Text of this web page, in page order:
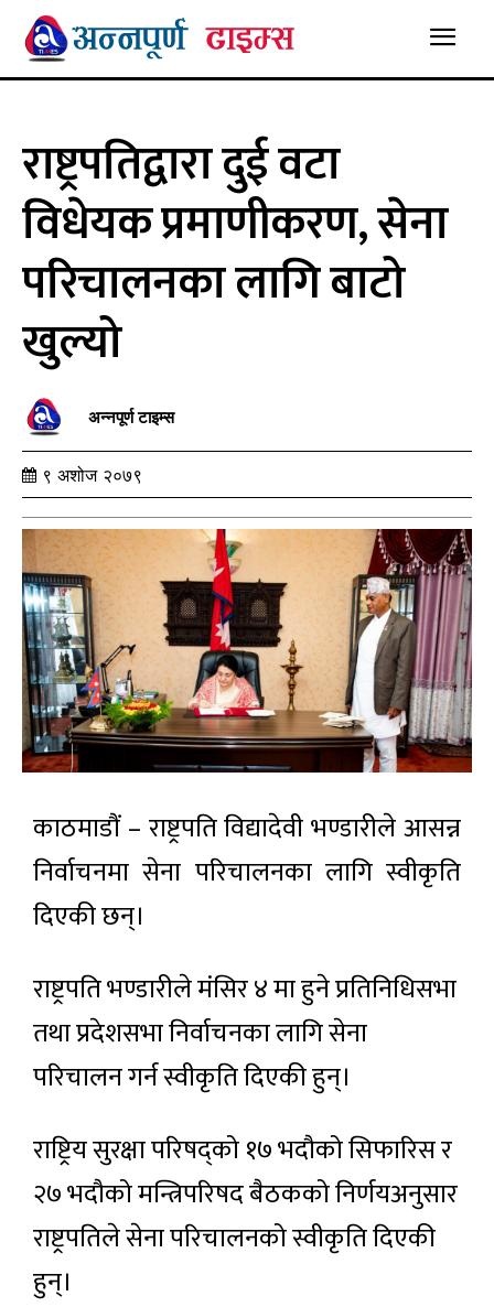
राष्ट्रपतिद्वारा दुई वटा
विधेयक प्रमाणीकरण, सेना
परिचालनका लागि बाटो
खुल्यो
अन्नपूर्ण टाइम्स
९ अशोज २०७९
काठमाडौं – राष्ट्रपति विद्यादेवी भण्डारीले आसन्न
निर्वाचनमा सेना परिचालनका लागि स्वीकृति
दिएकी छन्।
राष्ट्रपति भण्डारीले मंसिर ४ मा हुने प्रतिनिधिसभा
तथा प्रदेशसभा निर्वाचनका लागि सेना
परिचालन गर्न स्वीकृति दिएकी हुन्।
राष्ट्रिय सुरक्षा परिषद्को १७ भदौको सिफारिस र
२७ भदौको मन्त्रिपरिषद बैठकको निर्णयअनुसार
राष्ट‍्रपतिले सेना परिचालनको स्वीकृति दिएकी
हुन्।